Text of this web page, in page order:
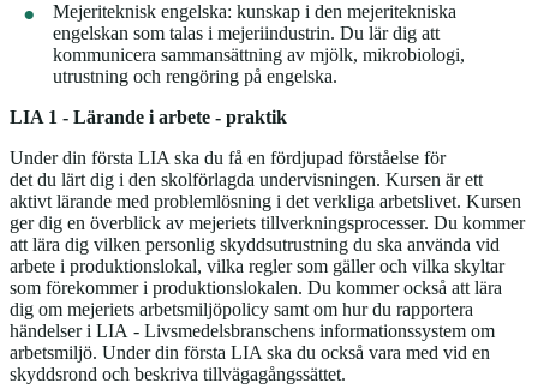
Mejeriteknisk engelska: kunskap i den mejeritekniska
engelskan som talas i mejeriindustrin. Du lär dig att
kommunicera sammansättning av mjölk, mikrobiologi,
utrustning och rengöring på engelska.
LIA 1 - Lärande i arbete - praktik
Under din första LIA ska du få en fördjupad förståelse för
det du lärt dig i den skolförlagda undervisningen. Kursen är ett
aktivt lärande med problemlösning i det verkliga arbetslivet. Kursen
ger dig en överblick av mejeriets tillverkningsprocesser. Du kommer
att lära dig vilken personlig skyddsutrustning du ska använda vid
arbete i produktionslokal, vilka regler som gäller och vilka skyltar
som förekommer i produktionslokalen. Du kommer också att lära
dig om mejeriets arbetsmiljöpolicy samt om hur du rapportera
händelser i LIA - Livsmedelsbranschens informationssystem om
arbetsmiljö. Under din första LIA ska du också vara med vid en
skyddsrond och beskriva tillvägagångssättet.